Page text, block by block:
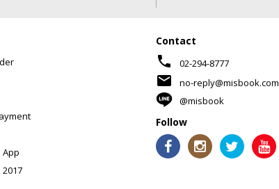
Contact
phone 02-294-8777
mail
no-reply@misbook.com
@misbook
Follow